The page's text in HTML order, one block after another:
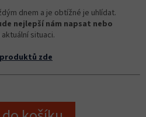
dnem a je obtížné je uhlídat.
nejlepší nám napsat nebo
situaci.
zde